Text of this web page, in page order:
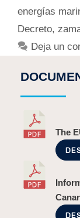
energías
Decreto,
Deja un
The